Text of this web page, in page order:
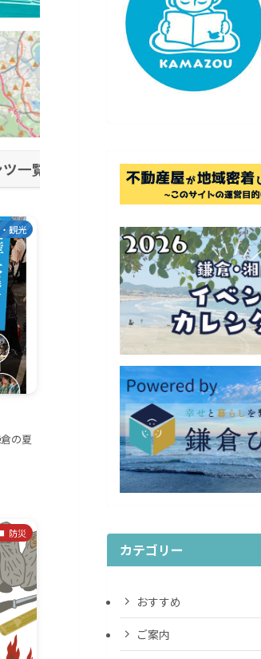
一覧
観光
の夏
防災
カテゴリー
おすすめ
ご案内